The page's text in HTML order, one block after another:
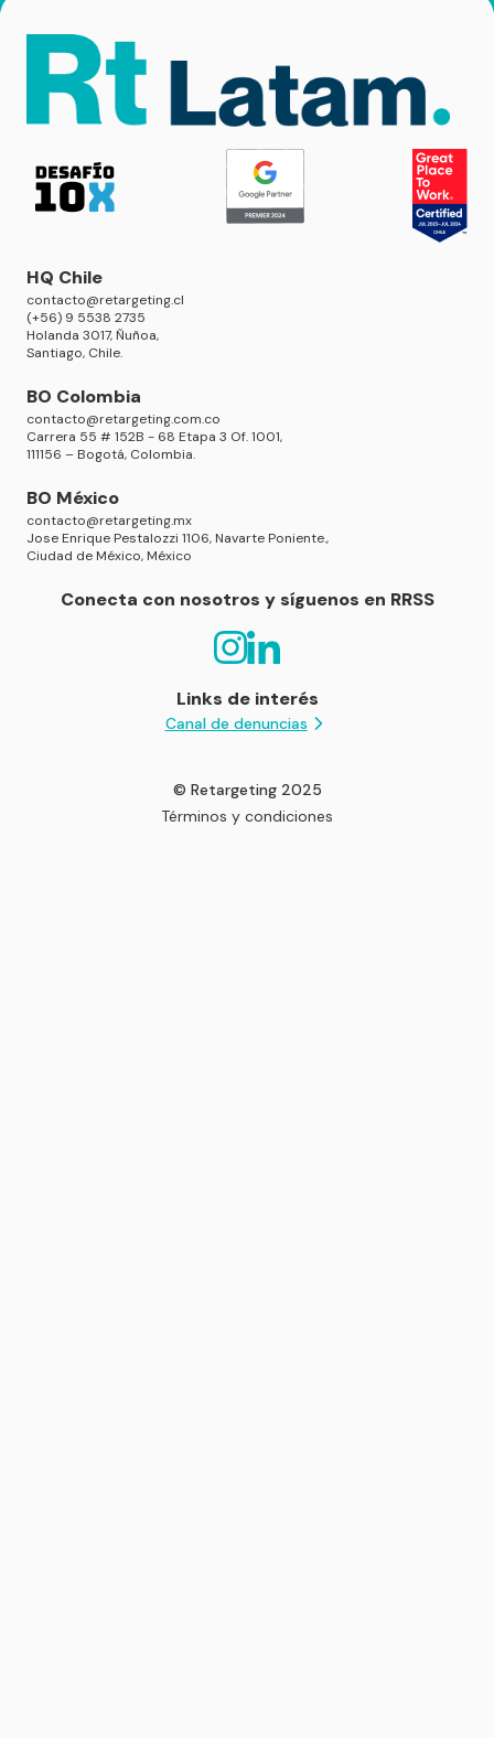
HQ Chile
contacto@retargeting.cl
(+56) 9 5538 2735
Holanda 3017, Ñuñoa,
Santiago, Chile.
BO Colombia
contacto@retargeting.com.co
Carrera 55 # 152B - 68 Etapa 3 Of. 1001,
111156 – Bogotá, Colombia.
BO México
contacto@retargeting.mx
Jose Enrique Pestalozzi 1106, Navarte Poniente.,
Ciudad de México, México
Conecta con nosotros y síguenos en RRSS
Links de interés
Canal de denuncias
© Retargeting 2025
Términos y condiciones